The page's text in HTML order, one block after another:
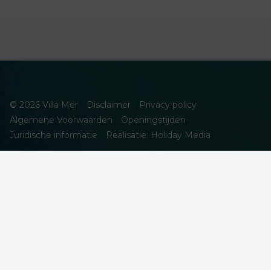
© 2026 Villa Mer Disclaimer
Privacy policy
Algemene Voorwaarden
Openingstijden
Juridische informatie
Realisatie: Holiday Media